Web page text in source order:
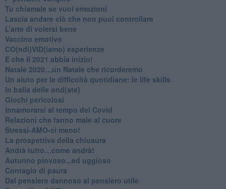
​Tu chiamale se vuoi emozioni
​Lascia andare ciò che non puoi controllare
L’arte di volersi bene
​Vaccino emotivo
CO(ndi)VID(iamo) esperienze
​E che il 2021 abbia inizio!
​Natale 2020…un Natale che ricorderemo
Un aiuto per le difficoltà quotidiane: le life skills
​In balia delle ond(ate)
Giochi pericolosi
Innamorarsi al tempo del Covid
​Relazioni che fanno male al cuore
​Stressi-AMO-ci meno!
​La prospettiva della chiusura
​Andrà tutto…come andrà!
Autunno piovoso...ed uggioso
​Contagio di paura
​Dal pensiero dannoso al pensiero utile